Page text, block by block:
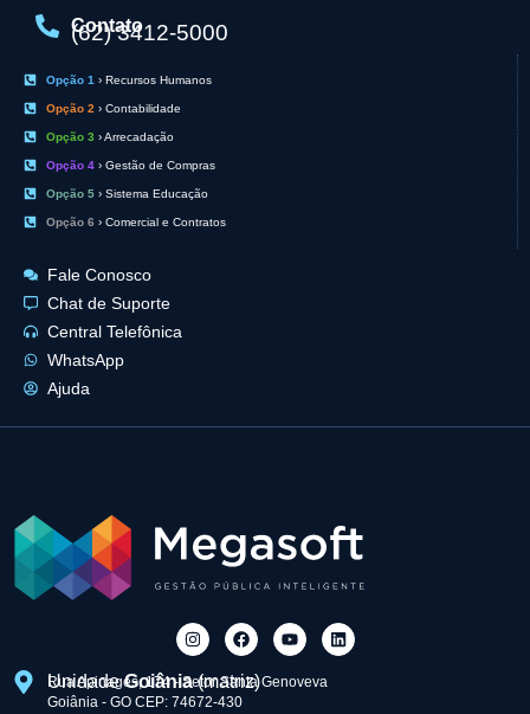
Contato
(62) 3412-5000
Opção 1 › Recursos Humanos
Opção 2 › Contabilidade
Opção 3 › Arrecadação
Opção 4› Gestão de Compras
Opção 5› Sistema Educação
Opção 6 › Comercial e Contratos
Fale Conosco
Chat de Suporte
Central Telefônica
WhatsApp
Ajuda
UnidadeGoiânia(matriz)
Rua Apinagés, 174 - Setor Santa Genoveva
Goiânia - GO CEP: 74672-430